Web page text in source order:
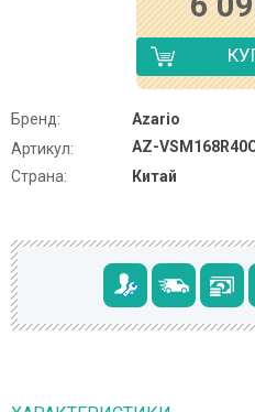
Бренд:
Azario
Артикул:
AZ-
Страна:
Китай